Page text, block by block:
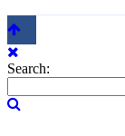
Search: